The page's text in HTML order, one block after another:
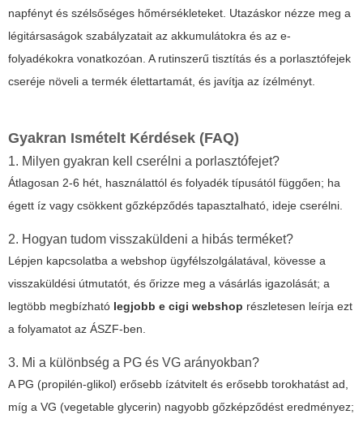
napfényt és szélsőséges hőmérsékleteket. Utazáskor nézze meg a
légitársaságok szabályzatait az akkumulátokra és az e-
folyadékokra vonatkozóan. A rutinszerű tisztítás és a porlasztófejek
cseréje növeli a termék élettartamát, és javítja az ízélményt.
Gyakran Ismételt Kérdések (FAQ)
1. Milyen gyakran kell cserélni a porlasztófejet?
Átlagosan 2-6 hét, használattól és folyadék típusától függően; ha
égett íz vagy csökkent gőzképződés tapasztalható, ideje cserélni.
2. Hogyan tudom visszaküldeni a hibás terméket?
Lépjen kapcsolatba a webshop ügyfélszolgálatával, kövesse a
visszaküldési útmutatót, és őrizze meg a vásárlás igazolását; a
legtöbb megbízható legjobb e cigi webshop részletesen leírja ezt
a folyamatot az ÁSZF-ben.
3. Mi a különbség a PG és VG arányokban?
A PG (propilén-glikol) erősebb ízátvitelt és erősebb torokhatást ad,
míg a VG (vegetable glycerin) nagyobb gőzképződést eredményez;